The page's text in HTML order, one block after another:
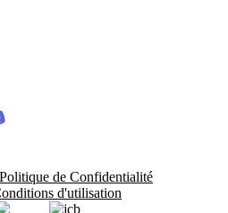
Politique de Confidentialité
d'utilisation